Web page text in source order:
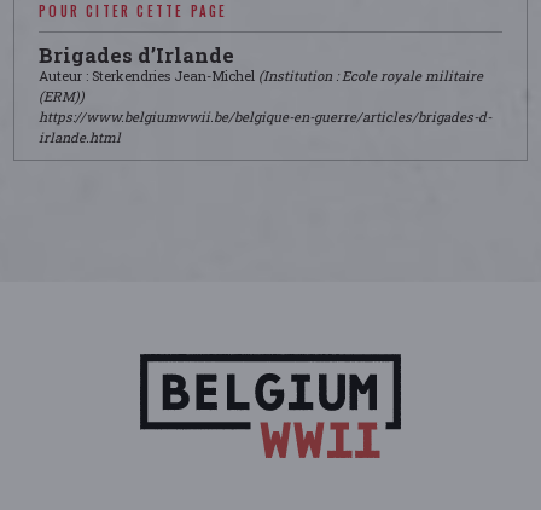
POUR CITER CETTE PAGE
Brigades d’Irlande
Auteur : Sterkendries Jean-Michel (Institution : Ecole royale militaire
(ERM))
https://www.belgiumwwii.be/belgique-en-guerre/articles/brigades-d-
irlande.html